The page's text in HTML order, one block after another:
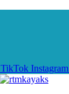
TikTok Instagram